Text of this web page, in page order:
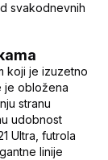
svakodnevnih
koji je izuzetno
je obložena
stranu
udobnost
Ultra, futrola
linije